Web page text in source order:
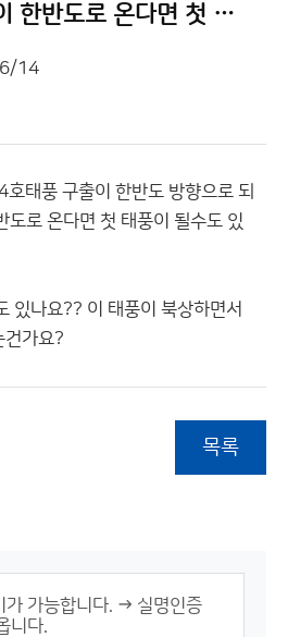
제 4호태풍 구출이 한반도로 온다면 첫 태풍이 될수도 있나요?
14
태풍 구출이 한반도 방향으로 되
도로 온다면 첫 태풍이 될수도 있
있나요?? 이 태풍이 북상하면서
건가요?
목록